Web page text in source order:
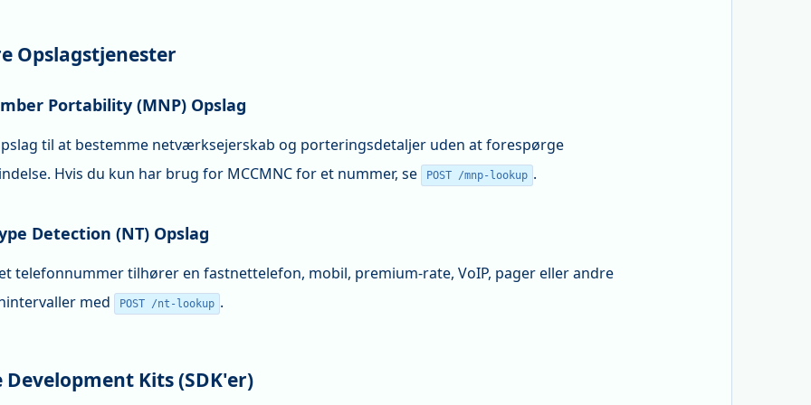
Opslagstjenester
Portability (MNP) Opslag
til at bestemme netværksejerskab og porteringsdetaljer uden at forespørge
Hvis du kun har brug for MCCMNC for et nummer, se
POST /mnp-lookup .
Detection (NT) Opslag
telefonnummer tilhører en fastnettelefon, mobil, premium-rate, VoIP, pager eller andre
med
POST /nt-lookup .
Kits (SDK'er)